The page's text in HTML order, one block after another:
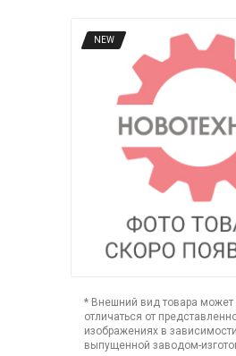
NEW
* Внешний вид товара может
отличаться от
изображениях в
выпущенной заводом-